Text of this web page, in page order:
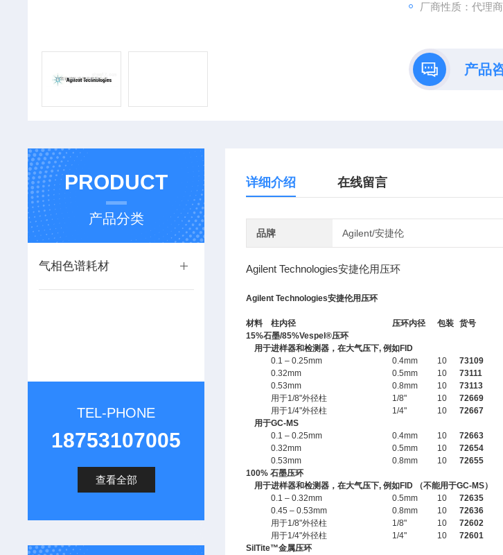
厂商性质：代理商
产品
PRODUCT
产品分类
气相色谱耗材
TEL-PHONE
18753107005
查看全部
详细介绍 在线留言
品牌 Agilent/安捷伦
Agilent Technologies安捷伦用压环
Agilent Technologies安捷伦用压环
材料 柱内径 压环内径 包装 货号
15%石墨/85%Vespel®压环
用于进样器和检测器，在大气压下, 例如FID
0.1 – 0.25mm
0.4mm 10
73109
0.32mm
0.5mm 10
73111
0.53mm
0.8mm 10
73113
用于1/8"外径柱
1/8" 10
72669
用于1/4"外径柱
1/4" 10
72667
用于GC-MS
0.1 – 0.25mm
0.4mm 10
72663
0.32mm
0.5mm 10
72654
0.53mm
0.8mm 10
72655
100% 石墨压环
用于进样器和检测器，在大气压下, 例如FID （不能用于GC-MS）
0.1 – 0.32mm
0.5mm 10
72635
0.45 – 0.53mm
0.8mm 10
72636
用于1/8"外径柱
1/8" 10
72602
用于1/4"外径柱
1/4" 10
72601
SilTite™金属压环